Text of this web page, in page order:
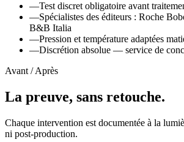
—Test discret obligatoire avant
—Spécialistes des éditeurs : Roche
B&B Italia
—Pression et température adaptées
—Discrétion absolue — service de
Avant / Après
La preuve, sans retouche.
Chaque intervention est documentée à la
ni post-production.